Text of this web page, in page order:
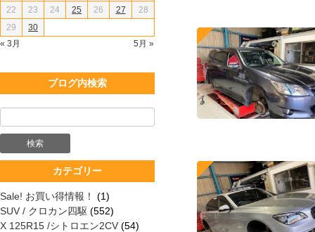
« 3月 5月 »
22
23 24 25 26 27
28
29
30
ブログ内検索
カテゴリー
Sale! お買い得情報！
(1)
SUV / クロカン四駆 (552)
X 125R15 /シトロエン2CV (54)